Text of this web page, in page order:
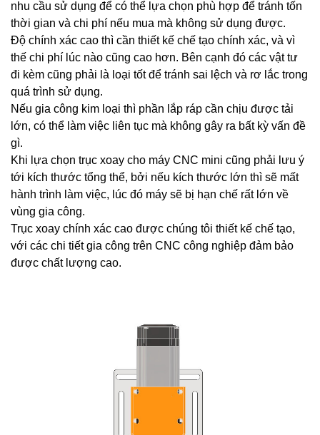
nhu cầu sử dụng để có thể lựa chọn phù hợp để tránh tốn
thời gian và chi phí nếu mua mà không sử dụng được.
Độ chính xác cao thì cần thiết kế chế tạo chính xác, và vì
thế chi phí lúc nào cũng cao hơn. Bên cạnh đó các vật tư
đi kèm cũng phải là loại tốt để tránh sai lệch và rơ lắc trong
quá trình sử dụng.
Nếu gia công kim loại thì phần lắp ráp cần chịu được tải
lớn, có thể làm việc liên tục mà không gây ra bất kỳ vấn đề
gì.
Khi lựa chọn trục xoay cho máy CNC mini cũng phải lưu ý
tới kích thước tổng thể, bởi nếu kích thước lớn thì sẽ mất
hành trình làm việc, lúc đó máy sẽ bị hạn chế rất lớn về
vùng gia công.
Trục xoay chính xác cao được chúng tôi thiết kế chế tạo,
với các chi tiết gia công trên CNC công nghiệp đảm bảo
được chất lượng cao.